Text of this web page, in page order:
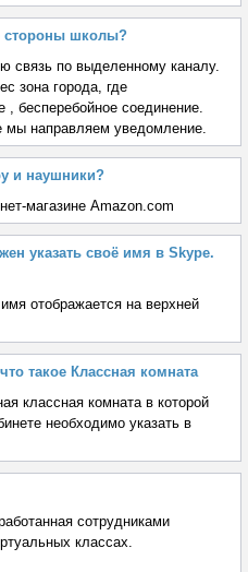
стороны школы?
связь по выделенному каналу.
зона города, где
, бесперебойное соединение.
мы направляем уведомление.
и наушники?
магазине Amazon.com
указать cвоё имя в Skype.
отображается на верхней
такое Классная комната
классная комната в которой
необходимо указать в
сотрудниками
классах.